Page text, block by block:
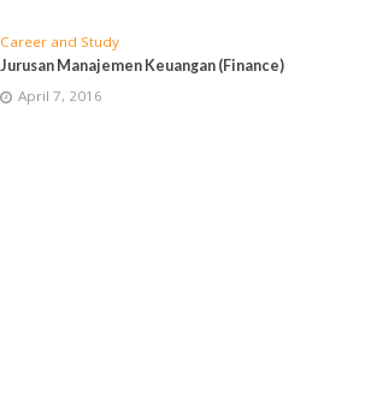
Career and Study
Jurusan Manajemen Keuangan (Finance)
April 7, 2016